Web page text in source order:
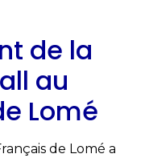
de la
au
Lomé
de Lomé a